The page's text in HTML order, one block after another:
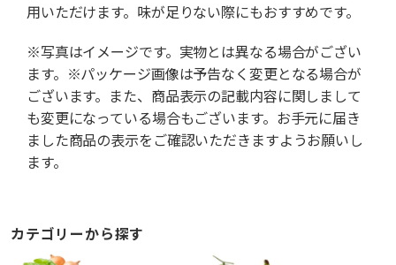
用いただけます。味が足りない際にもおすすめです。
※写真はイメージです。実物とは異なる場合がござい
ます。※パッケージ画像は予告なく変更となる場合が
ございます。また、商品表示の記載内容に関しまして
も変更になっている場合もございます。お手元に届き
ました商品の表示をご確認いただきますようお願いし
ます。
カテゴリーから探す